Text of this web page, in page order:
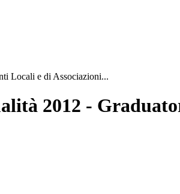
Locali e di Associazioni...
2012 -